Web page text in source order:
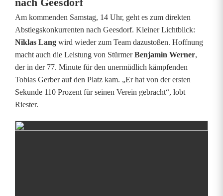
Am kommenden Samstag, 14 Uhr, geht es zum direkten
Abstiegskonkurrenten nach Geesdorf. Kleiner Lichtblick:
Niklas Lang wird wieder zum Team dazustoßen. Hoffnung
macht auch die Leistung von StürmerBenjamin Werner,
der in der 77. Minute für den unermüdlich kämpfenden
Tobias Gerber auf den Platz kam. „Er hat von der ersten
Sekunde 110 Prozent für seinen Verein gebracht“, lobt
Riester.